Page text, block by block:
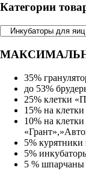
Категории
35%
до 53%
25% клетки
15% на
10% на
5% курятники
5%
5 % шпарчаны